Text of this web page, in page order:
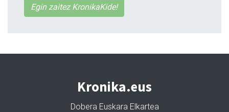
Egin zaitez KronikaKide!
Kronika.eus
Dobera Euskara Elkartea